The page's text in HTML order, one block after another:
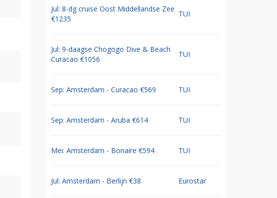
Jul: 8-dg cruise Oost Middellandse Zee
€1235
TUI
Jul: 9-daagse Chogogo Dive & Beach
Curacao €1056
TUI
Sep: Amsterdam - Curacao €569 TUI
Sep: Amsterdam - Aruba €614 TUI
Mei: Amsterdam - Bonaire €594 TUI
Jul: Amsterdam - Berlijn €38 Eurostar